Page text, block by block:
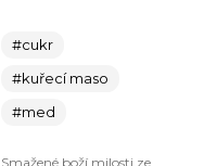
#cukr
#kuřecí maso
#med
Smažené boží milosti ze